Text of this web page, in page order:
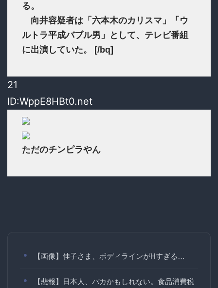
る。
向井容疑者は「六本木のカリスマ」「ウ
ルトラ平成バブル男」として、テレビ番組
に出演していた。 [/bq]
21
ID:WppE8HBt0.net
ただのチンピラやん
【画像】佳子さま、ボディラインがHすぎる…
【悲報】日本人、バカかもしれない。食品消費税